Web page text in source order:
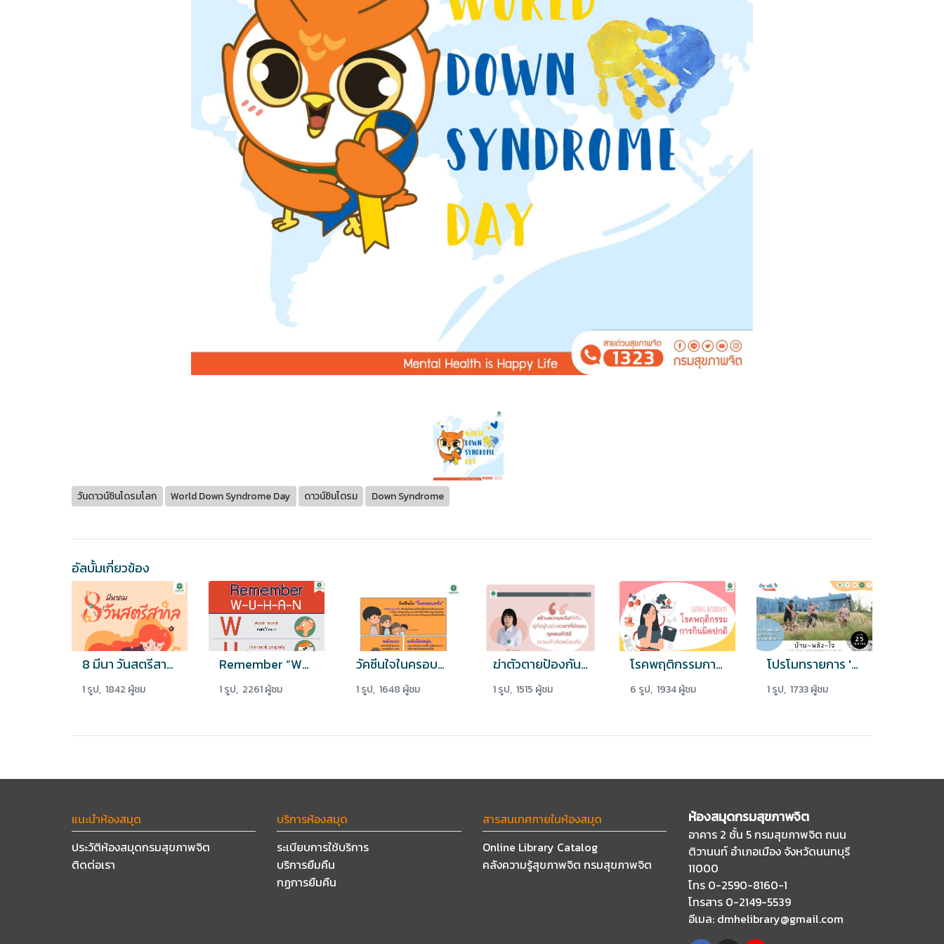
วันดาวน์ซินโดรมโลก World Down Syndrome Day ดาวน์ซินโดรม Down Syndrome
อัลบั้มเกี่ยวข้อง
8 มีนา วันสตรีสากล
1 รูป, 1842 ผู้ชม
Remember “W-U-H-A-N
1 รูป, 2261 ผู้ชม
วัคซีนใจในครอบครัว
1 รูป, 1648 ผู้ชม
ฆ่าตัวตายป้องกันได้ ถ้าทุกคนช่วยกัน
1 รูป, 1515 ผู้ชม
โรคพฤติกรรมการกินผิดปกติ (Eating Disorders)
6 รูป, 1934 ผู้ชม
โปรโมทรายการ 'บ้าน พลัง ใจ' ตอนที่ 2 ช่อง TPBS
1 รูป, 1733 ผู้ชม
แนะนำห้องสมุด
ประวัติห้องสมุดกรมสุขภาพจิต
ติดต่อเรา
บริการห้องสมุด
ระเบียบการใช้บริการ
บริการยืมคืน
กฏการยืมคืน
สารสนเทศภายในห้องสมุด
Online Library Catalog
คลังความรู้สุขภาพจิต กรมสุขภาพจิต
ห้องสมุดกรมสุขภาพจิต
อาคาร 2 ชั้น 5 กรมสุขภาพจิต ถนน
ติวานนท์ อำเภอเมือง จังหวัดนนทบุรี
11000
โทร 0-2590-8160-1
โทรสาร 0-2149-5539
อีเมล: dmhelibrary@gmail.com